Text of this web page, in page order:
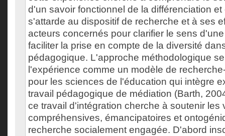
d'un savoir fonctionnel de la différenciation et
s'attarde au dispositif de recherche et à ses
acteurs concernés pour clarifier le sens
faciliter la prise en compte de la diversité
pédagogique. L'approche méthodologique
l'expérience comme un modèle de
pour les sciences de l'éducation qui intègre
travail pédagogique de médiation (Barth,
ce travail d'intégration cherche à soutenir les
compréhensives, émancipatoires et
recherche socialement engagée. D'abord